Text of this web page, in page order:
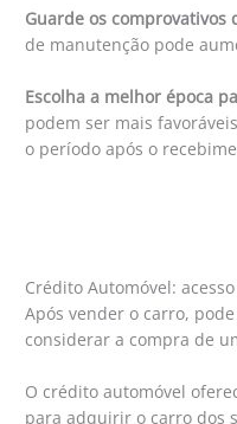
Guarde os comprovativos
de manutenção pode
Escolha a melhor época
podem ser mais
o período após o
Crédito Automóvel:
Após vender o carro,
considerar a compra de
O crédito automóvel
para adquirir o carro dos